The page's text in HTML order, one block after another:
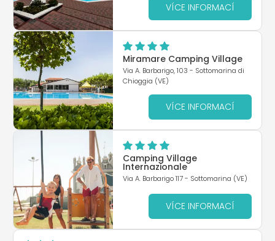
VÍCE INFORMACÍ
Miramare Camping Village
Via A. Barbarigo, 103 - Sottomarina di
Chioggia (VE)
VÍCE INFORMACÍ
Camping Village
Internazionale
Via A. Barbarigo 117 - Sottomarina (VE)
VÍCE INFORMACÍ